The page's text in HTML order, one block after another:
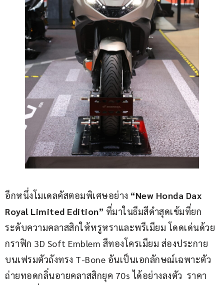
อีกหนึ่งโมเดลคัสตอมพิเศษอย่าง “New Honda Dax
Royal Limited Edition” ที่มาในธีมสีดำสุดเข้มที่ยก
ระดับความคลาสสิกให้หรูหราและพรีเมียม โดดเด่นด้วย
กราฟิก 3D Soft Emblem สีทองโครเมียม ส่องประกาย
บนเฟรมตัวถังทรง T-Bone อันเป็นเอกลักษณ์เฉพาะตัว
ถ่ายทอดกลิ่นอายคลาสสิกยุค 70s ได้อย่างลงตัว  ราคา